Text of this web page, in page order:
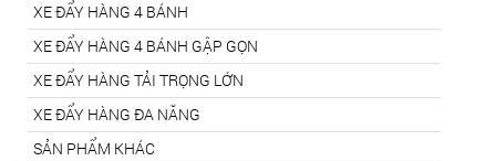
XE ĐẨY HÀNG 4 BÁNH
XE ĐẨY HÀNG 4 BÁNH GẬP GỌN
XE ĐẨY HÀNG TẢI TRỌNG LỚN
XE ĐẨY HÀNG ĐA NĂNG
SẢN PHẨM KHÁC